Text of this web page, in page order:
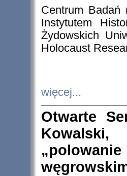
Centrum Badań
Instytutem
Żydowskich
Holocaust
więcej...
Otwarte